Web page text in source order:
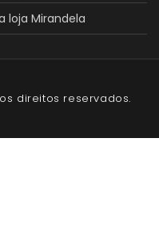
loja Mirandela
direitos reservados.